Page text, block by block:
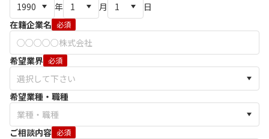
年 月
日
在籍企業名 必須
希望業界 必須
希望業種・職種
ご相談内容 必須